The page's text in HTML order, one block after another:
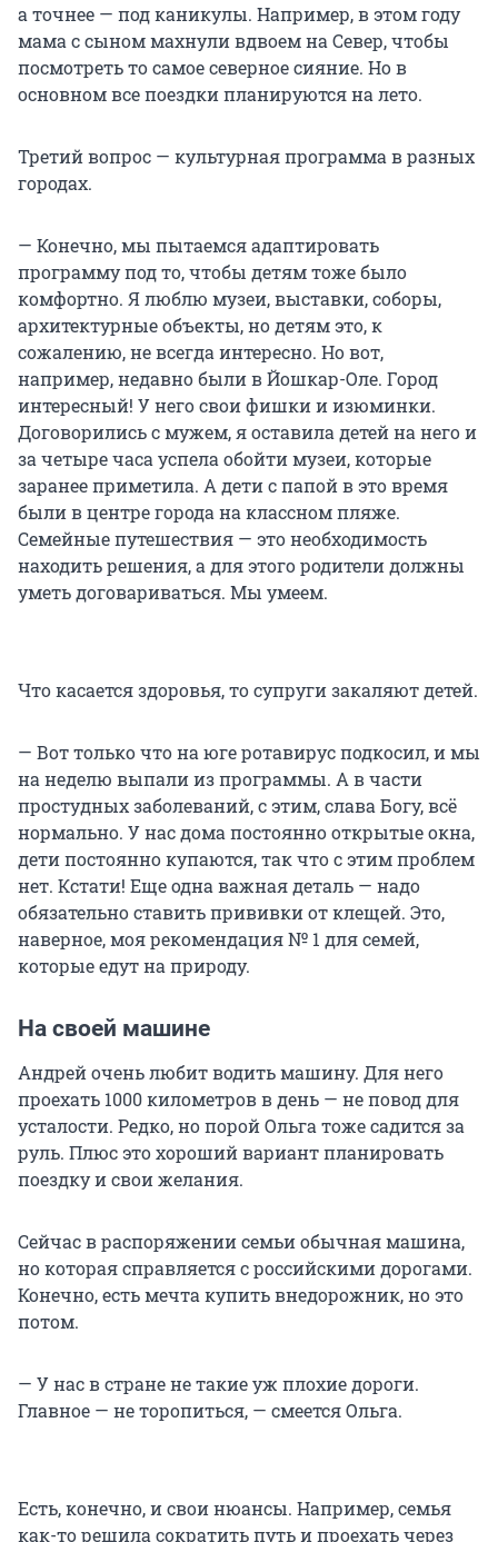
а точнее — под каникулы. Например, в этом году
мама с сыном махнули вдвоем на Север, чтобы
посмотреть то самое северное сияние. Но в
основном все поездки планируются на лето.
Третий вопрос — культурная программа в разных
городах.
— Конечно, мы пытаемся адаптировать
программу под то, чтобы детям тоже было
комфортно. Я люблю музеи, выставки, соборы,
архитектурные объекты, но детям это, к
сожалению, не всегда интересно. Но вот,
например, недавно были в Йошкар-Оле. Город
интересный! У него свои фишки и изюминки.
Договорились с мужем, я оставила детей на него и
за четыре часа успела обойти музеи, которые
заранее приметила. А дети с папой в это время
были в центре города на классном пляже.
Семейные путешествия — это необходимость
находить решения, а для этого родители должны
уметь договариваться. Мы умеем.
Что касается здоровья, то супруги закаляют детей.
— Вот только что на юге ротавирус подкосил, и мы
на неделю выпали из программы. А в части
простудных заболеваний, с этим, слава Богу, всё
нормально. У нас дома постоянно открытые окна,
дети постоянно купаются, так что с этим проблем
нет. Кстати! Еще одна важная деталь — надо
обязательно ставить прививки от клещей. Это,
наверное, моя рекомендация № 1 для семей,
которые едут на природу.
На своей машине
Андрей очень любит водить машину. Для него
проехать 1000 километров в день — не повод для
усталости. Редко, но порой Ольга тоже садится за
руль. Плюс это хороший вариант планировать
поездку и свои желания.
Сейчас в распоряжении семьи обычная машина,
но которая справляется с российскими дорогами.
Конечно, есть мечта купить внедорожник, но это
потом.
— У нас в стране не такие уж плохие дороги.
Главное — не торопиться, — смеется Ольга.
Есть, конечно, и свои нюансы. Например, семья
как-то решила сократить путь и проехать через